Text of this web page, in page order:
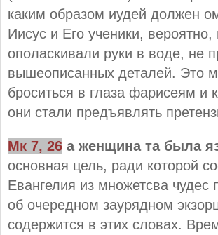
каким образом иудей должен
Иисус и Его ученики, вероятно,
ополаскивали руки в воде, не
вышеописанных деталей. Это
броситься в глаза фарисеям и
они стали предъявлять
Мк 7, 26 а женщина та была
основная цель, ради которой
Евангелия из множетсва чудес
об очередном заурядном
содержится в этих словах.